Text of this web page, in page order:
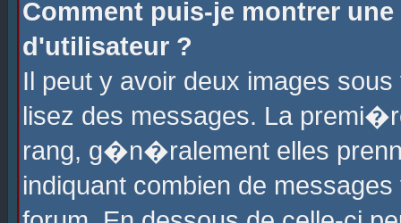
Comment puis-je montrer
d'utilisateur ?
Il peut y avoir deux images
lisez des messages. La
rang, g�n�ralement elles
indiquant combien de